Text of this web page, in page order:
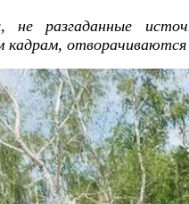
разгаданные
кадрам,